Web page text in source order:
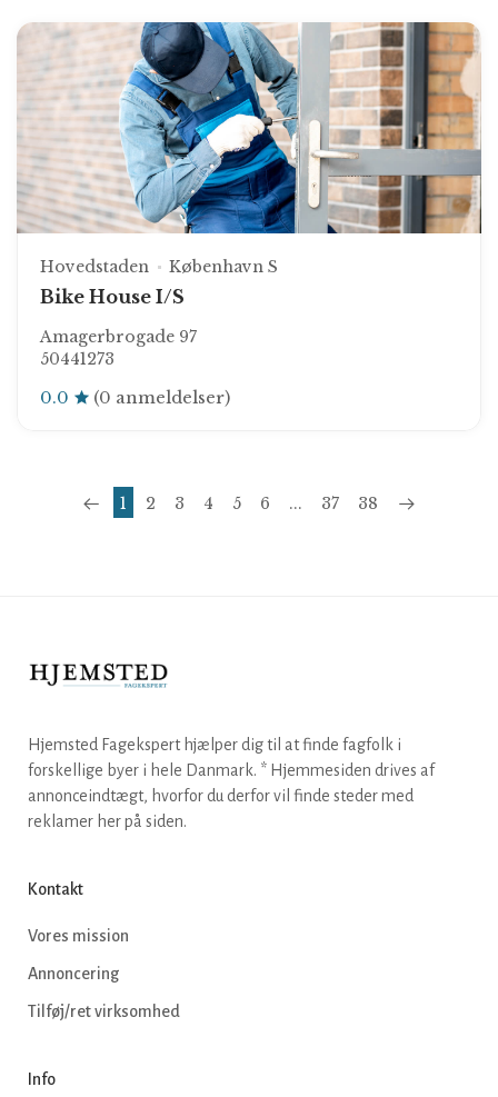
Hovedstaden København S
Bike House I/S
Amagerbrogade 97
50441273
0.0 (0 anmeldelser)
1 2 3 4 5 6 ... 37 38
Hjemsted Fagekspert hjælper dig til at finde fagfolk i
forskellige byer i hele Danmark. * Hjemmesiden drives af
annonceindtægt, hvorfor du derfor vil finde steder med
reklamer her på siden.
Kontakt
Vores mission
Annoncering
Tilføj/ret virksomhed
Info